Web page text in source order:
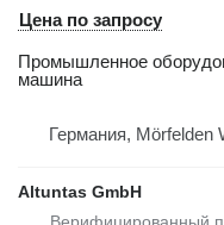
Цена по запросу
Промышленное
машина
Германия, Mörfelden
Altuntas GmbH